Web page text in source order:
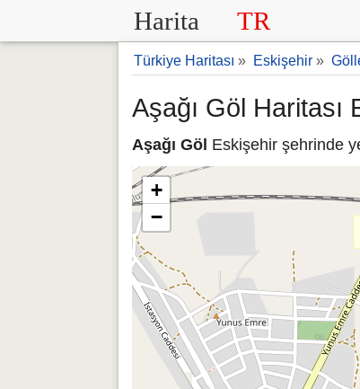
Harita TR
Türkiye Haritası » Eskişehir »
Aşağı Göl Haritası
Aşağı Göl Eskişehir şehrinde
+
−